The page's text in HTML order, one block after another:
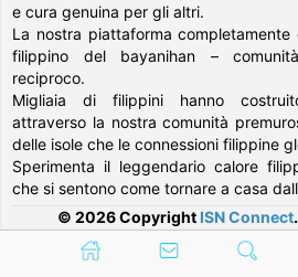
e cura genuina per gli altri.
La nostra piattaforma
filippino del bayanihan –
reciproco.
Migliaia di filippini hanno
attraverso la nostra comunità
delle isole che le connessioni filippine
Sperimenta il leggendario calore
che si sentono come tornare a casa
© 2026 Copyright ISN Connect.